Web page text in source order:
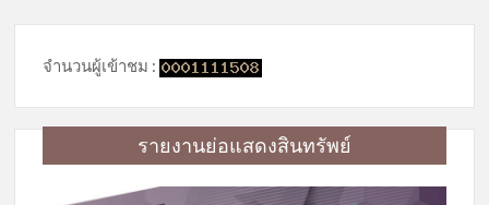
จำนวนผู้เข้าชม :
รายงานย่อแสดงสินทรัพย์